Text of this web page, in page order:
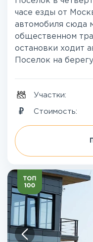
часе езды от
автомобиля сюда
общественном
остановки ходит
Поселок на
Участки:
Стоимость: